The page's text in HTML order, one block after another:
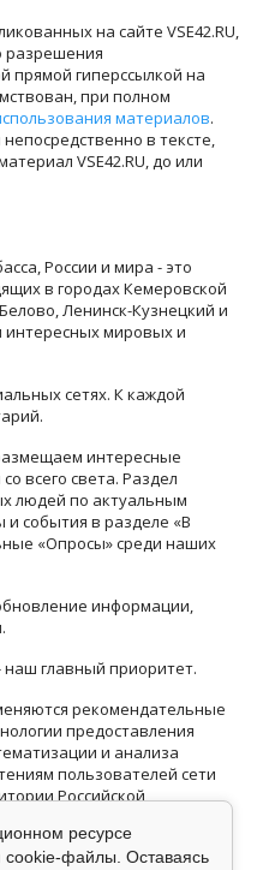
на сайте VSE42.RU,
разрешения
прямой гиперссылкой на
при полном
материалов.
в тексте,
VSE42.RU, до или
России и мира - это
в городах Кемеровской
Ленинск-Кузнецкий и
мировых и
сетях. К каждой
интересные
всего света. Раздел
людей по актуальным
события в разделе «В
«Опросы» среди наших
информации,
наш главный приоритет.
рекомендательные
предоставления
и анализа
пользователей сети
Российской
г.Кемерово, ул.Кузбасская
ресурсе
cookie-файлы. Оставаясь